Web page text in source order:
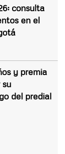
consulta
en el
y premia
su
del predial